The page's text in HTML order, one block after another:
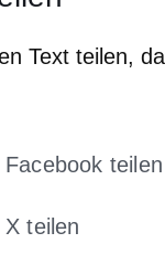
Text teilen,
teilen
Öffnet sich in
teilen
sich in